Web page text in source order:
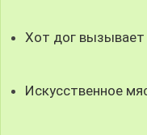
Хот дог вызывает
Искусственное